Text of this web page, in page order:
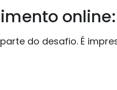
do desafio. É